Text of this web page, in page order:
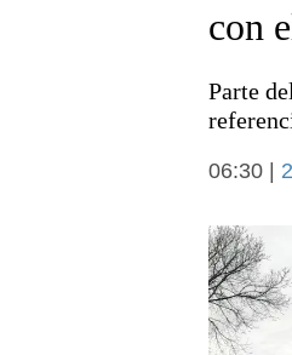
Arte y
con
Parte
06:30 |